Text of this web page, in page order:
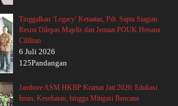
Tinggalkan ‘Legacy’ Ketaatan, Pdt. Sapta Siagian
Resmi Dilepas Majelis dan Jemaat POUK Hosana
Cililitan
6 Juli 2026
125Pandangan
Jambore ASM HKBP Kramat Jati 2026: Edukasi
Iman, Kesehatan, hingga Mitigasi Bencana